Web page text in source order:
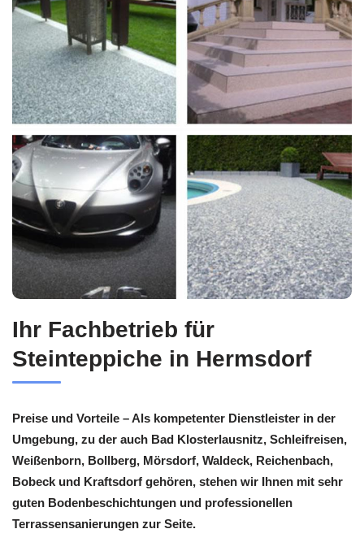
Ihr Fachbetrieb für
Steinteppiche in Hermsdorf
Preise und Vorteile – Als kompetenter Dienstleister in der
Umgebung, zu der auch Bad Klosterlausnitz, Schleifreisen,
Weißenborn, Bollberg, Mörsdorf, Waldeck, Reichenbach,
Bobeck und Kraftsdorf gehören, stehen wir Ihnen mit sehr
guten Bodenbeschichtungen und professionellen
Terrassensanierungen zur Seite.